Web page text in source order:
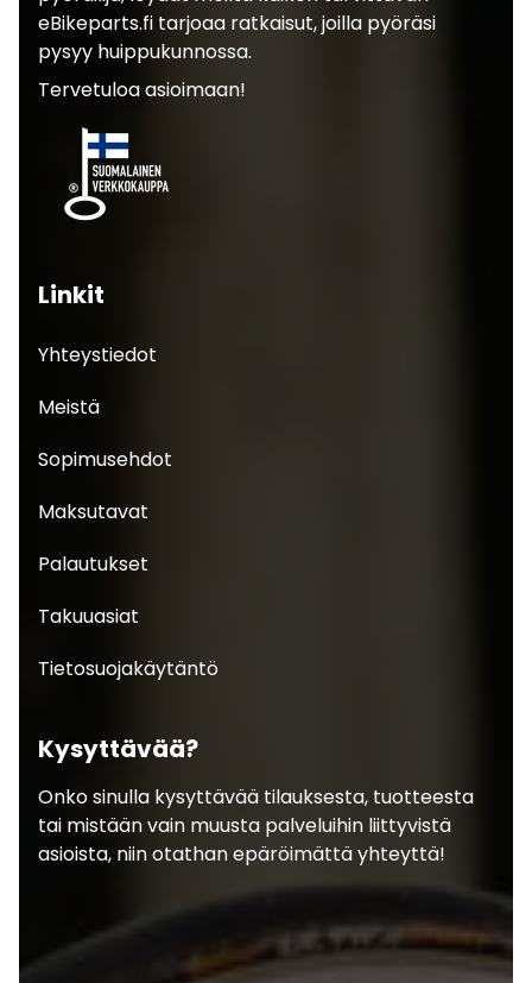
eBikeparts.fi tarjoaa ratkaisut, joilla pyöräsi
pysyy huippukunnossa.
Tervetuloa asioimaan!
Linkit
Yhteystiedot
Meistä
Sopimusehdot
Maksutavat
Palautukset
Takuuasiat
Tietosuojakäytäntö
Kysyttävää?
Onko sinulla kysyttävää tilauksesta, tuotteesta
tai mistään vain muusta palveluihin liittyvistä
asioista, niin otathan epäröimättä yhteyttä!